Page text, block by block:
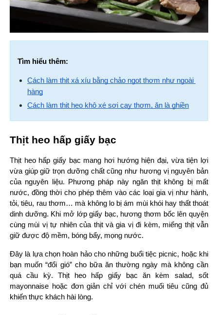
Tìm hiểu thêm:
Cách làm thịt xá xíu bằng chảo ngọt thơm như ngoài
hàng
Cách làm thịt heo khô xé sợi cay thơm, ăn là ghiền
Thịt heo hấp giấy bạc
Thịt heo hấp giấy bạc mang hơi hướng hiện đại, vừa tiện lợi
vừa giúp giữ trọn dưỡng chất cũng như hương vị nguyên bản
của nguyên liệu. Phương pháp này ngăn thịt không bị mất
nước, đồng thời cho phép thêm vào các loại gia vị như hành,
tỏi, tiêu, rau thơm… mà không lo bị ám mùi khói hay thất thoát
dinh dưỡng. Khi mở lớp giấy bạc, hương thơm bốc lên quyện
cùng mùi vị tự nhiên của thịt và gia vị đi kèm, miếng thịt vẫn
giữ được độ mềm, bóng bẩy, mọng nước.
Đây là lựa chọn hoàn hảo cho những buổi tiệc picnic, hoặc khi
bạn muốn “đổi gió” cho bữa ăn thường ngày mà không cần
quá cầu kỳ. Thịt heo hấp giấy bạc ăn kèm salad, sốt
mayonnaise hoặc đơn giản chỉ với chén muối tiêu cũng đủ
khiến thực khách hài lòng.